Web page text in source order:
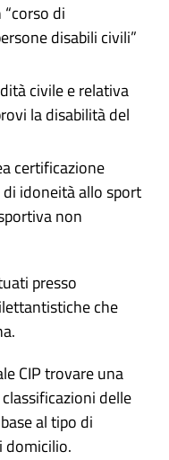
di
disabili civili”
civile e relativa
la disabilità del
certificazione
idoneità allo sport
non
presso
che
CIP trovare una
delle
al tipo di
domicilio.